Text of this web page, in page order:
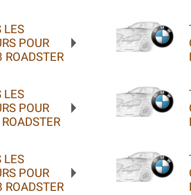
LES
POUR
ROADSTER
LES
POUR
LES
POUR
ROADSTER